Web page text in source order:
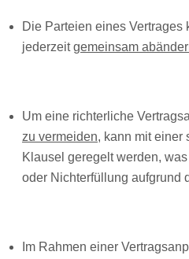
Die Parteien eines
jederzeitgemeinsam
Um eine richterliche
zu vermeiden, kann mit einer
Klausel geregelt werden,
oder Nichterfüllung aufgrund
Im Rahmen einer